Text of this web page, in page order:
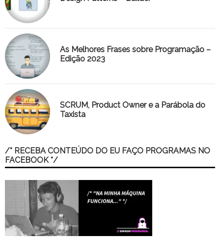
As Melhores Frases sobre Programação –
Edição 2023
SCRUM, Product Owner e a Parábola do
Taxista
/* RECEBA CONTEÚDO DO EU FAÇO PROGRAMAS NO
FACEBOOK */